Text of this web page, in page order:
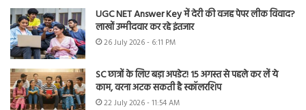
UGC NET Answer Key में देरी की वजह पेपर लीक विवाद?
लाखों उम्मीदवार कर रहे इंतजार
26 July 2026 - 6:11 PM
SC छात्रों के लिए बड़ा अपडेट! 15 अगस्त से पहले कर लें ये
काम, वरना अटक सकती है स्कॉलरशिप
22 July 2026 - 11:54 AM